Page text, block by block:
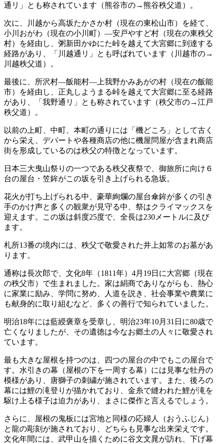
通リ」とも称されています（熊谷市の→熊谷秩父道）。
次に、川越から高坂たかさか村（現在の東松山市）を経て、
小川おがわ（現在の小川町）―安戸やすど村（現在の東秩父
村）を経由し、粥新田かゆにた峠を越えて大宮郷に到達する
経路があり、「川越通リ」とも呼ばれています（川越市の→
川越秩父道）。
最後に、所沢村―飯能村―上我野かみあがの村（現在の飯能
市）を経由し、正丸しようまる峠を越えて大宮郷に至る経路
があり、「我野通リ」とも称されています（秩父市の→江戸
秩父道）。
以前の上町、中町、本町の通りには「機どころ」として古く
から栄え、デパートや各種商店の他に機屋問屋が含まれ商店
街を形成しているのは秩父の特徴となっています。
日本三大曳山祭りの一つである秩父夜祭で、御旅所に向け６
台の屋台・笠鉾がこの坂を引き上げられる急坂。
花火が打ち上げられる中、豪華絢爛の屋台傘鉾が多くの引き
手のかけ声と多くの観衆が見守る中、祭はクライマックスを
迎えます。この坂は斜度25度で、全長は230メートルに及び
ます。
札所13番の境内には、秩父で敬愛された井上如常のお墓があ
ります。
通称は長次郎で、文化8年（1811年）4月19日に大宮郷（現在
の秩父市）で生まれました。家は絹商でありながらも、熱心
に家業に励み、学問に努め、人道を説き、社会事業や農業に
も献身的に取り組むなど、多くの善行で知られていました。
明治18年には藍綬褒章を受章し、明治23年10月31日に80歳で
亡くなりましたが、その遺徳は今なお郷土の人々に敬愛され
ています。
最も大きな屋根を持つのは、四つの屋台の中でもこの屋台で
す。水引きの幕（屋根の下を一周する幕）には見事な牡丹の
模様があり、唐獅子の刺繍が施されています。また、後ろの
幕には鯉の滝登りが描かれており、金糸で縫われた鯉が滝を
駆け上る様子は迫力があり、まさに傑作と言えるでしょう。
さらに、屋根の鬼板には宮地と同様の応婦人（おうふじん）
と龍の彫刻が施されており、どちらも見事な出来栄えです。
文化年間には、武甲山を描くために谷文文晁が訪れ、下げ幕